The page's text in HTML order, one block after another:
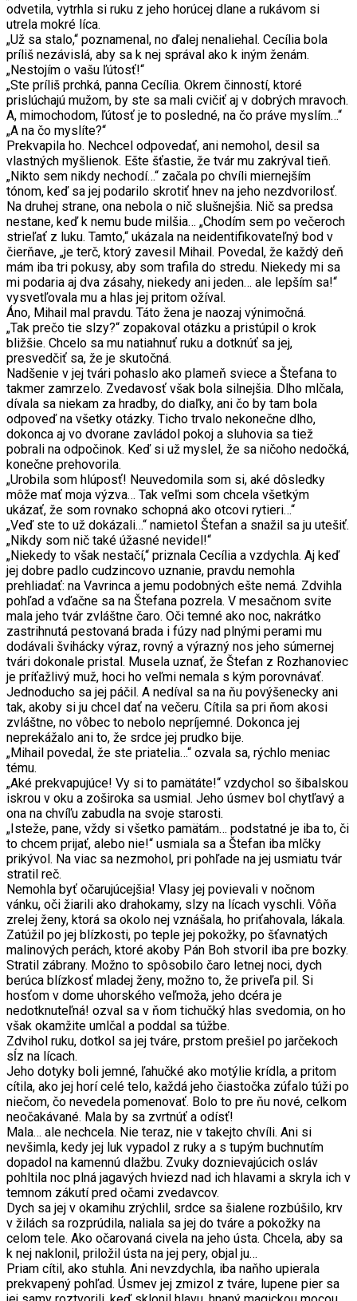
odvetila, vytrhla si ruku z jeho horúcej dlane a rukávom si
utrela mokré líca.
„Už sa stalo,“ poznamenal, no ďalej nenaliehal. Cecília bola
príliš nezávislá, aby sa k nej správal ako k iným ženám.
„Nestojím o vašu ľútosť!“
„Ste príliš prchká, panna Cecília. Okrem činností, ktoré
prislúchajú mužom, by ste sa mali cvičiť aj v dobrých mravoch.
A, mimochodom, ľútosť je to posledné, na čo práve myslím…“
„A na čo myslíte?“
Prekvapila ho. Nechcel odpovedať, ani nemohol, desil sa
vlastných myšlienok. Ešte šťastie, že tvár mu zakrýval tieň.
„Nikto sem nikdy nechodí…“ začala po chvíli miernejším
tónom, keď sa jej podarilo skrotiť hnev na jeho nezdvorilosť.
Na druhej strane, ona nebola o nič slušnejšia. Nič sa predsa
nestane, keď k nemu bude milšia… „Chodím sem po večeroch
strieľať z luku. Tamto,“ ukázala na neidentifikovateľný bod v
čierňave, „je terč, ktorý zavesil Mihail. Povedal, že každý deň
mám iba tri pokusy, aby som trafila do stredu. Niekedy mi sa
mi podaria aj dva zásahy, niekedy ani jeden… ale lepším sa!“
vysvetľovala mu a hlas jej pritom ožíval.
Áno, Mihail mal pravdu. Táto žena je naozaj výnimočná.
„Tak prečo tie slzy?“ zopakoval otázku a pristúpil o krok
bližšie. Chcelo sa mu natiahnuť ruku a dotknúť sa jej,
presvedčiť sa, že je skutočná.
Nadšenie v jej tvári pohaslo ako plameň sviece a Štefana to
takmer zamrzelo. Zvedavosť však bola silnejšia. Dlho mlčala,
dívala sa niekam za hradby, do diaľky, ani čo by tam bola
odpoveď na všetky otázky. Ticho trvalo nekonečne dlho,
dokonca aj vo dvorane zavládol pokoj a sluhovia sa tiež
pobrali na odpočinok. Keď si už myslel, že sa ničoho nedočká,
konečne prehovorila.
„Urobila som hlúposť! Neuvedomila som si, aké dôsledky
môže mať moja výzva… Tak veľmi som chcela všetkým
ukázať, že som rovnako schopná ako otcovi rytieri…“
„Veď ste to už dokázali…“ namietol Štefan a snažil sa ju utešiť.
„Nikdy som nič také úžasné nevidel!“
„Niekedy to však nestačí,“ priznala Cecília a vzdychla. Aj keď
jej dobre padlo cudzincovo uznanie, pravdu nemohla
prehliadať: na Vavrinca a jemu podobných ešte nemá. Zdvihla
pohľad a vďačne sa na Štefana pozrela. V mesačnom svite
mala jeho tvár zvláštne čaro. Oči temné ako noc, nakrátko
zastrihnutá pestovaná brada i fúzy nad plnými perami mu
dodávali švihácky výraz, rovný a výrazný nos jeho súmernej
tvári dokonale pristal. Musela uznať, že Štefan z Rozhanoviec
je príťažlivý muž, hoci ho veľmi nemala s kým porovnávať.
Jednoducho sa jej páčil. A nedíval sa na ňu povýšenecky ani
tak, akoby si ju chcel dať na večeru. Cítila sa pri ňom akosi
zvláštne, no vôbec to nebolo nepríjemné. Dokonca jej
neprekážalo ani to, že srdce jej prudko bije.
„Mihail povedal, že ste priatelia…“ ozvala sa, rýchlo meniac
tému.
„Aké prekvapujúce! Vy si to pamätáte!“ vzdychol so šibalskou
iskrou v oku a zoširoka sa usmial. Jeho úsmev bol chytľavý a
ona na chvíľu zabudla na svoje starosti.
„Isteže, pane, vždy si všetko pamätám… podstatné je iba to, či
to chcem prijať, alebo nie!“ usmiala sa a Štefan iba mlčky
prikývol. Na viac sa nezmohol, pri pohľade na jej usmiatu tvár
stratil reč.
Nemohla byť očarujúcejšia! Vlasy jej povievali v nočnom
vánku, oči žiarili ako drahokamy, slzy na lícach vyschli. Vôňa
zrelej ženy, ktorá sa okolo nej vznášala, ho priťahovala, lákala.
Zatúžil po jej blízkosti, po teple jej pokožky, po šťavnatých
malinových perách, ktoré akoby Pán Boh stvoril iba pre bozky.
Stratil zábrany. Možno to spôsobilo čaro letnej noci, dych
berúca blízkosť mladej ženy, možno to, že priveľa pil. Si
hosťom v dome uhorského veľmoža, jeho dcéra je
nedotknuteľná! ozval sa v ňom tichučký hlas svedomia, on ho
však okamžite umlčal a poddal sa túžbe.
Zdvihol ruku, dotkol sa jej tváre, prstom prešiel po jarčekoch
sĺz na lícach.
Jeho dotyky boli jemné, ľahučké ako motýlie krídla, a pritom
cítila, ako jej horí celé telo, každá jeho čiastočka zúfalo túži po
niečom, čo nevedela pomenovať. Bolo to pre ňu nové, celkom
neočakávané. Mala by sa zvrtnúť a odísť!
Mala… ale nechcela. Nie teraz, nie v takejto chvíli. Ani si
nevšimla, kedy jej luk vypadol z ruky a s tupým buchnutím
dopadol na kamennú dlažbu. Zvuky doznievajúcich osláv
pohltila noc plná jagavých hviezd nad ich hlavami a skryla ich v
temnom zákutí pred očami zvedavcov.
Dych sa jej v okamihu zrýchlil, srdce sa šialene rozbúšilo, krv
v žilách sa rozprúdila, naliala sa jej do tváre a pokožky na
celom tele. Ako očarovaná civela na jeho ústa. Chcela, aby sa
k nej naklonil, priložil ústa na jej pery, objal ju…
Priam cítil, ako stuhla. Ani nevzdychla, iba naňho upierala
prekvapený pohľad. Úsmev jej zmizol z tváre, lupene pier sa